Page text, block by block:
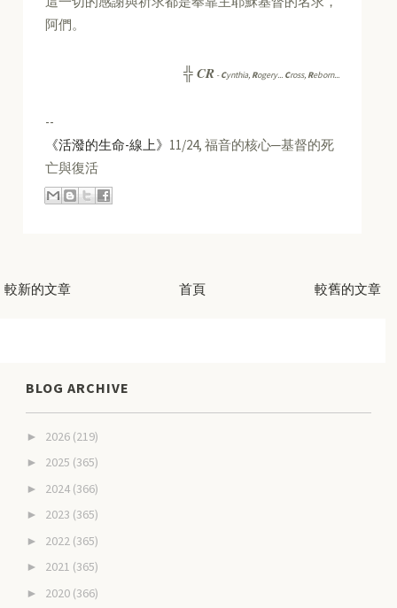
阿們。
╬CR -Cynthia, Rogery... Cross, Reborn...
--
《活潑的生命-線上》 11/24, 福音的核心─基督的死
亡與復活
較新的文章 較舊的文章
首頁
BLOG ARCHIVE
► 2026 (219)
► 2025 (365)
► 2024 (366)
► 2023 (365)
► 2022 (365)
► 2021 (365)
► 2020 (366)